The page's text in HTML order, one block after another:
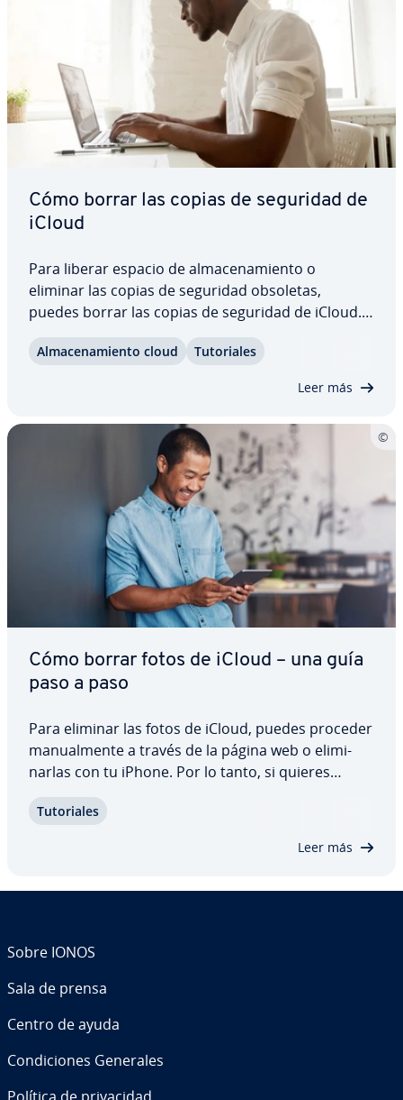
Cómo borrar las copias de seguridad de
iCloud
Para liberar espacio de al­ma­ce­na­mie­n­to o
eliminar las copias de seguridad obsoletas,
puedes borrar las copias de seguridad de iCloud.
seguridad antiguas en iCloud con el iPhone o con
Al­ma­ce­na­mie­n­to cloud Tu­to­ria­les
Leer más
Cómo borrar fotos de iCloud – una guía
paso a paso
Para eliminar las fotos de iCloud, puedes proceder
ma­nua­l­me­n­te a través de la página web o eli­mi­
nar­las con tu iPhone. Por lo tanto, si quieres
eliminar datos in­ne­ce­sa­rios, nuestra guía paso a
Tu­to­ria­les
Leer más
Sobre IONOS
Sala de prensa
Centro de ayuda
Co­n­di­cio­nes Generales